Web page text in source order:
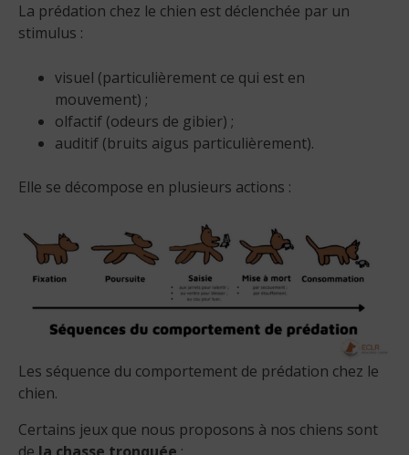
La prédation chez le chien est déclenchée par un
stimulus :
visuel (particulièrement ce qui est en
mouvement) ;
olfactif (odeurs de gibier) ;
auditif (bruits aigus particulièrement).
Elle se décompose en plusieurs actions :
Les séquence du comportement de prédation chez le
chien.
Certains jeux que nous proposons à nos chiens sont